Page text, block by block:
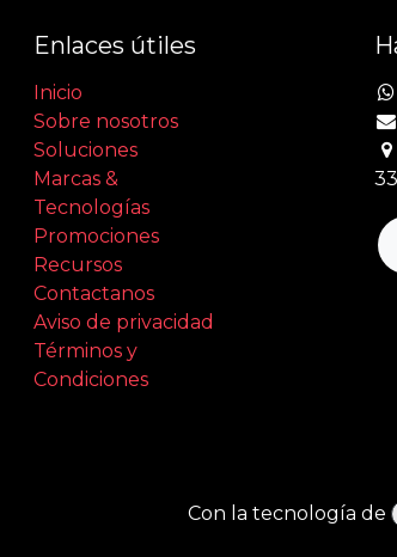
Enlaces útiles
Inicio
Sobre nosotros
Soluciones
Marcas &
Tecnologías
Promociones
Recursos
Contactanos
Aviso de privacidad
Términos y
Condiciones
Con la tecnología de